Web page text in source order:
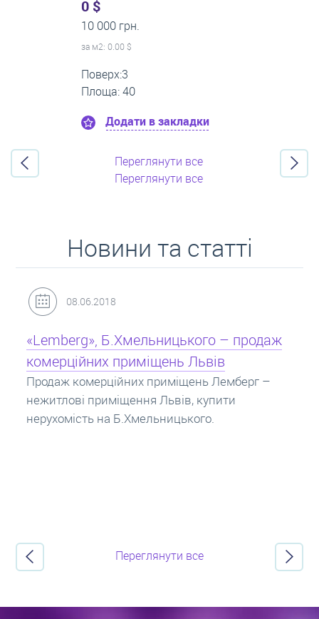
0 $
16 000 грн.
за м2: 0.00 $
Поверх:11
Площа: 55
Додати в закладки
Переглянути все
Переглянути все
Новини та статті
31.05.2018
Кредит під заставу нерухомості: іпотека
Іпотека на квартиру – кредит на житло під
заставу нерухомості. Купити в іпотеку – що
потрібно знати? Консультація від Експертів
про іпотечні кредити.
Переглянути все